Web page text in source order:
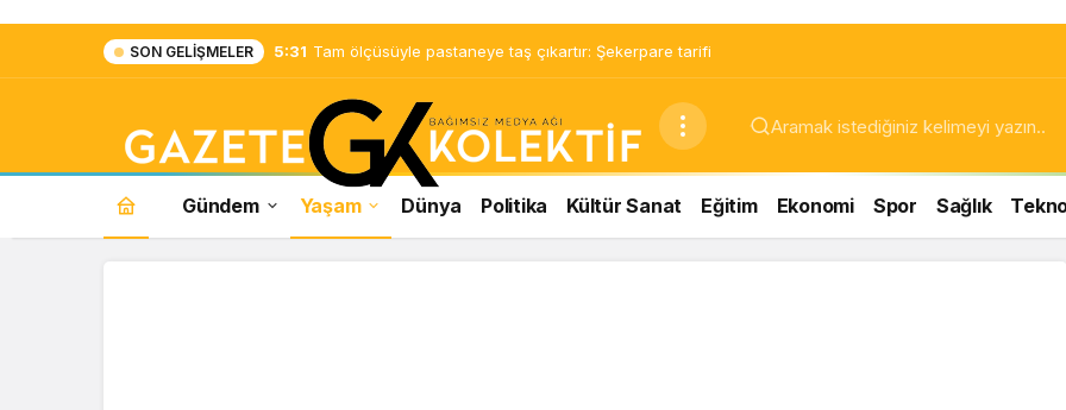
SON GELIŞMELER 5:31 Tam ölçüsüyle pastaneye taş çıkartır: Şekerpare tarifi
Gündem Yaşam Dünya Politika Kültür Sanat Eğitim Ekonomi Spor Sağlık